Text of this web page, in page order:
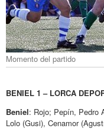
Momento del partido
BENIEL 1 – LORCA
Beniel: Rojo; Pepín, Pedro
Lolo (Gusi), Cenamor